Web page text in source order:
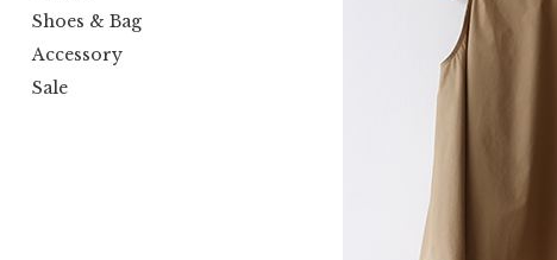
Shoes & Bag
Accessory
Sale